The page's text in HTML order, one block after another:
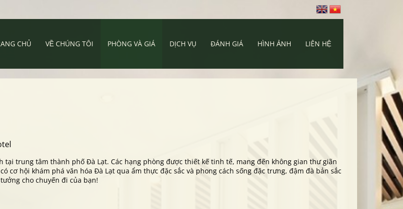
CHỦ VỀ CHÚNG TÔI PHÒNG VÀ GIÁ DỊCH VỤ ĐÁNH GIÁ HÌNH ẢNH LIÊN HỆ
trung tâm thành phố Đà Lạt. Các hạng phòng được thiết kế tinh tế, mang đến không gian thư giãn
cơ hội khám phá văn hóa Đà Lạt qua ẩm thực đặc sắc và phong cách sống đặc trưng, đậm đà bản sắc
cho chuyến đi của bạn!